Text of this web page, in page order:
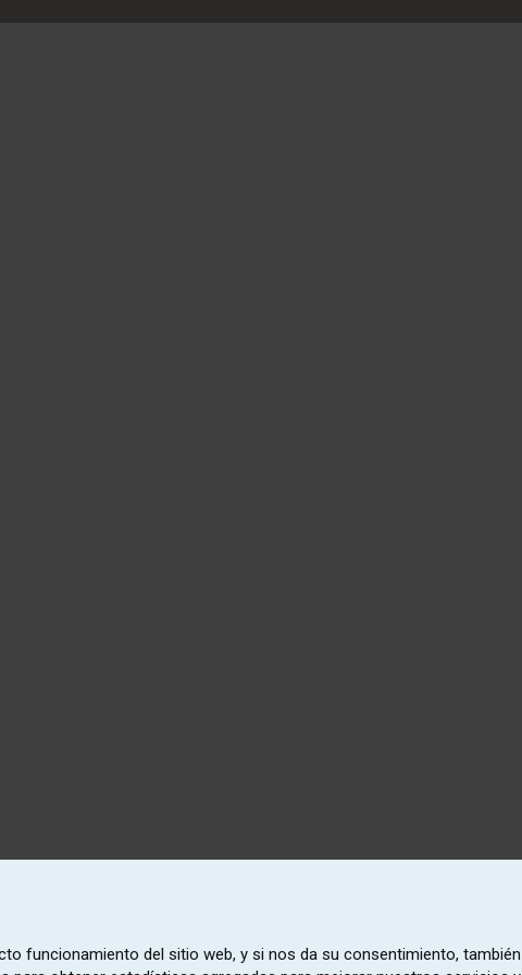
funcionamiento del sitio web, y si nos da su consentimiento, también